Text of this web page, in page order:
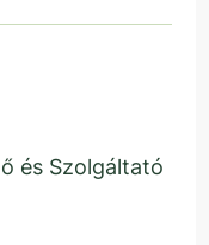
és Szolgáltató